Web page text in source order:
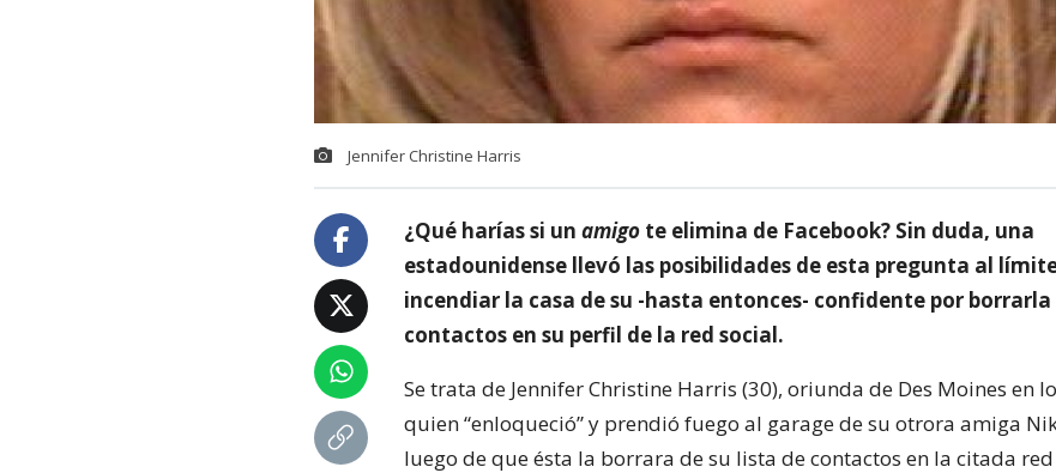
Jennifer Christine Harris
¿Qué harías si un amigo te elimina de Facebook? Sin duda, una
estadounidense llevó las posibilidades de esta pregunta al
incendiar la casa de su -hasta entonces- confidente por borrarla
contactos en su perfil de la red social.
Se trata de Jennifer Christine Harris (30), oriunda de Des Moines en
quien “enloqueció” y prendió fuego al garage de su otrora amiga
luego de que ésta la borrara de su lista de contactos en la citada